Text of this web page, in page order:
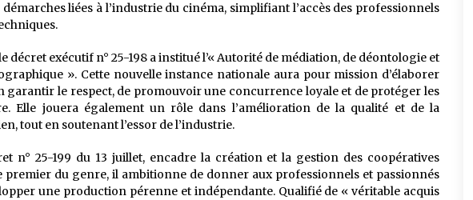
liées à l’industrie du cinéma, simplifiant l’accès des professionnels
décret exécutif n° 25-198 a institué l’« Autorité de médiation, de déontologie et
». Cette nouvelle instance nationale aura pour mission d’élaborer
garantir le respect, de promouvoir une concurrence loyale et de protéger les
Elle jouera également un rôle dans l’amélioration de la qualité et de la
tout en soutenant l’essor de l’industrie.
n° 25-199 du 13 juillet, encadre la création et la gestion des coopératives
premier du genre, il ambitionne de donner aux professionnels et passionnés
une production pérenne et indépendante. Qualifié de « véritable acquis